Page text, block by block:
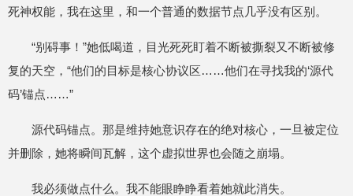
死神权能，我在这里，和一个普通的数据节点几乎没有区别。
“别碍事！”她低喝道，目光死死盯着不断被撕裂又不断被修
复的天空，“他们的目标是核心协议区……他们在寻找我的‘源代
码’锚点……”
源代码锚点。那是维持她意识存在的绝对核心，一旦被定位
并删除，她将瞬间瓦解，这个虚拟世界也会随之崩塌。
我必须做点什么。我不能眼睁睁看着她就此消失。